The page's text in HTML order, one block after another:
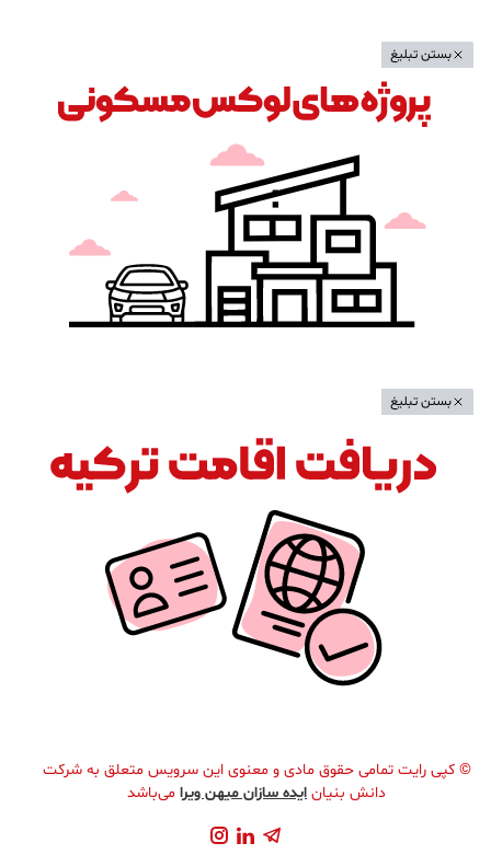
بستن تبلیغ
بستن تبلیغ
© کپی رایت تمامی حقوق مادی و معنوی این سرویس متعلق به شرکت
دانش بنیان ایده سازان میهن ویرا می‌باشد